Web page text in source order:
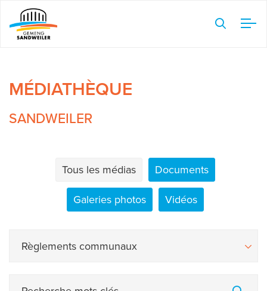
Veuillez
noter
Web
un
MÉDIATHÈQUE
SANDWEILER
Tous les médias
Documents
Galeries photos
Vidéos